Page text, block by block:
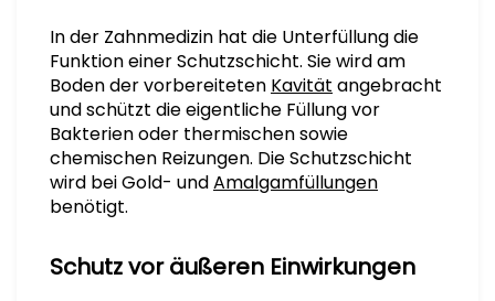
In der Zahnmedizin hat die Unterfüllung die
Funktion einer Schutzschicht. Sie wird am
Boden der vorbereiteten Kavität angebracht
und schützt die eigentliche Füllung vor
Bakterien oder thermischen sowie
chemischen Reizungen. Die Schutzschicht
wird bei Gold- undAmalgamfüllungen
benötigt.
Schutz vor äußeren Einwirkungen